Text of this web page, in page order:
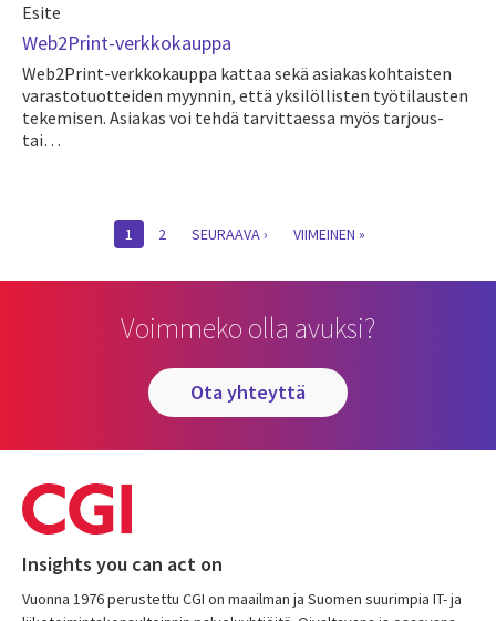
Esite
Web2Print-verkkokauppa
Web2Print-verkkokauppa kattaa sekä asiakaskohtaisten
varastotuotteiden myynnin, että yksilöllisten työtilausten
tekemisen. Asiakas voi tehdä tarvittaessa myös tarjous-
tai…
CURRENT
1 PAGE
2
NEXT
SEURAAVA ›
LAST
VIIMEINEN »
Voimmeko olla avuksi?
ota yhteyttä
Insights you can act on
Vuonna 1976 perustettu CGI on maailman ja Suomen suurimpia IT- ja